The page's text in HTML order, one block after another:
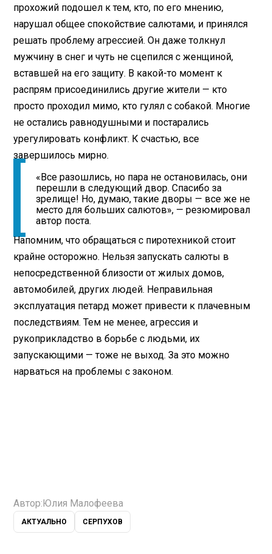
прохожий подошел к тем, кто, по его мнению,
нарушал общее спокойствие салютами, и принялся
решать проблему агрессией. Он даже толкнул
мужчину в снег и чуть не сцепился с женщиной,
вставшей на его защиту. В какой-то момент к
распрям присоединились другие жители — кто
просто проходил мимо, кто гулял с собакой. Многие
не остались равнодушными и постарались
урегулировать конфликт. К счастью, все
завершилось мирно.
«Все разошлись, но пара не остановилась, они
перешли в следующий двор. Спасибо за
зрелище! Но, думаю, такие дворы — все же не
место для больших салютов», — резюмировал
автор поста.
Напомним, что обращаться с пиротехникой стоит
крайне осторожно. Нельзя запускать салюты в
непосредственной близости от жилых домов,
автомобилей, других людей. Неправильная
эксплуатация петард может привести к плачевным
последствиям. Тем не менее, агрессия и
рукоприкладство в борьбе с людьми, их
запускающими — тоже не выход. За это можно
нарваться на проблемы с законом.
Автор: Юлия Малофеева
АКТУАЛЬНО СЕРПУХОВ